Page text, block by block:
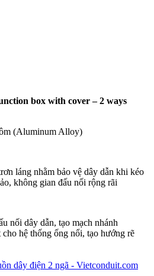
box with cover – 2 ways
(Aluminum Alloy)
láng nhằm bảo vệ dây dẫn khi kéo
không gian đấu nối rộng rãi
nối dây dẫn, tạo mạch nhánh
hệ thống ống nổi, tạo hướng rẽ